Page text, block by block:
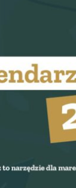
E-book: Nowe